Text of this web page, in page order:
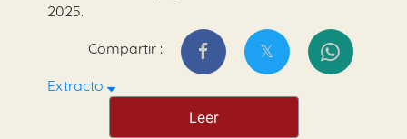
2025.
Compartir :
Extracto
Leer